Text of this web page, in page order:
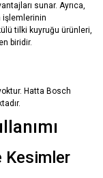
sunar. Ayrıca,
işlemlerinin
tilki kuyruğu ürünleri,
biridir.
Hatta Bosch
Kesimler